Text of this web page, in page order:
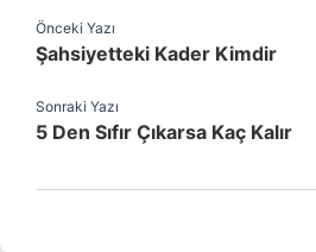
Önceki Yazı
Şahsiyetteki Kader Kimdir
Sonraki Yazı
5 Den Sıfır Çıkarsa Kaç Kalır